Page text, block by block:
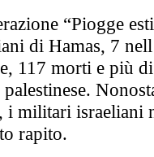
“Piogge
di Hamas, 7
117 morti e più
i militari israeliani
rapito.